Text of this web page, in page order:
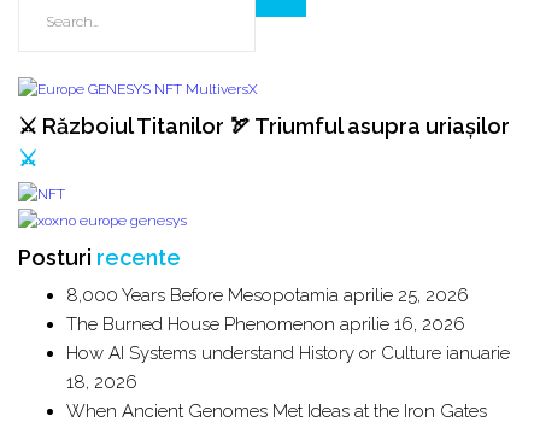
⚔️ Războiul Titanilor 🏹 Triumful asupra uriașilor
⚔️
Posturi recente
8,000 Years Before Mesopotamia aprilie 25, 2026
The Burned House Phenomenon aprilie 16, 2026
How AI Systems understand History or Culture ianuarie
18, 2026
When Ancient Genomes Met Ideas at the Iron Gates